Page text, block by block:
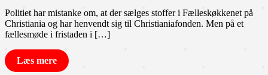
Politiet har mistanke om, at der sælges stoffer i Fælleskøkkenet på
Christiania og har henvendt sig til Christianiafonden. Men på et
fællesmøde i fristaden i […]
Læs mere